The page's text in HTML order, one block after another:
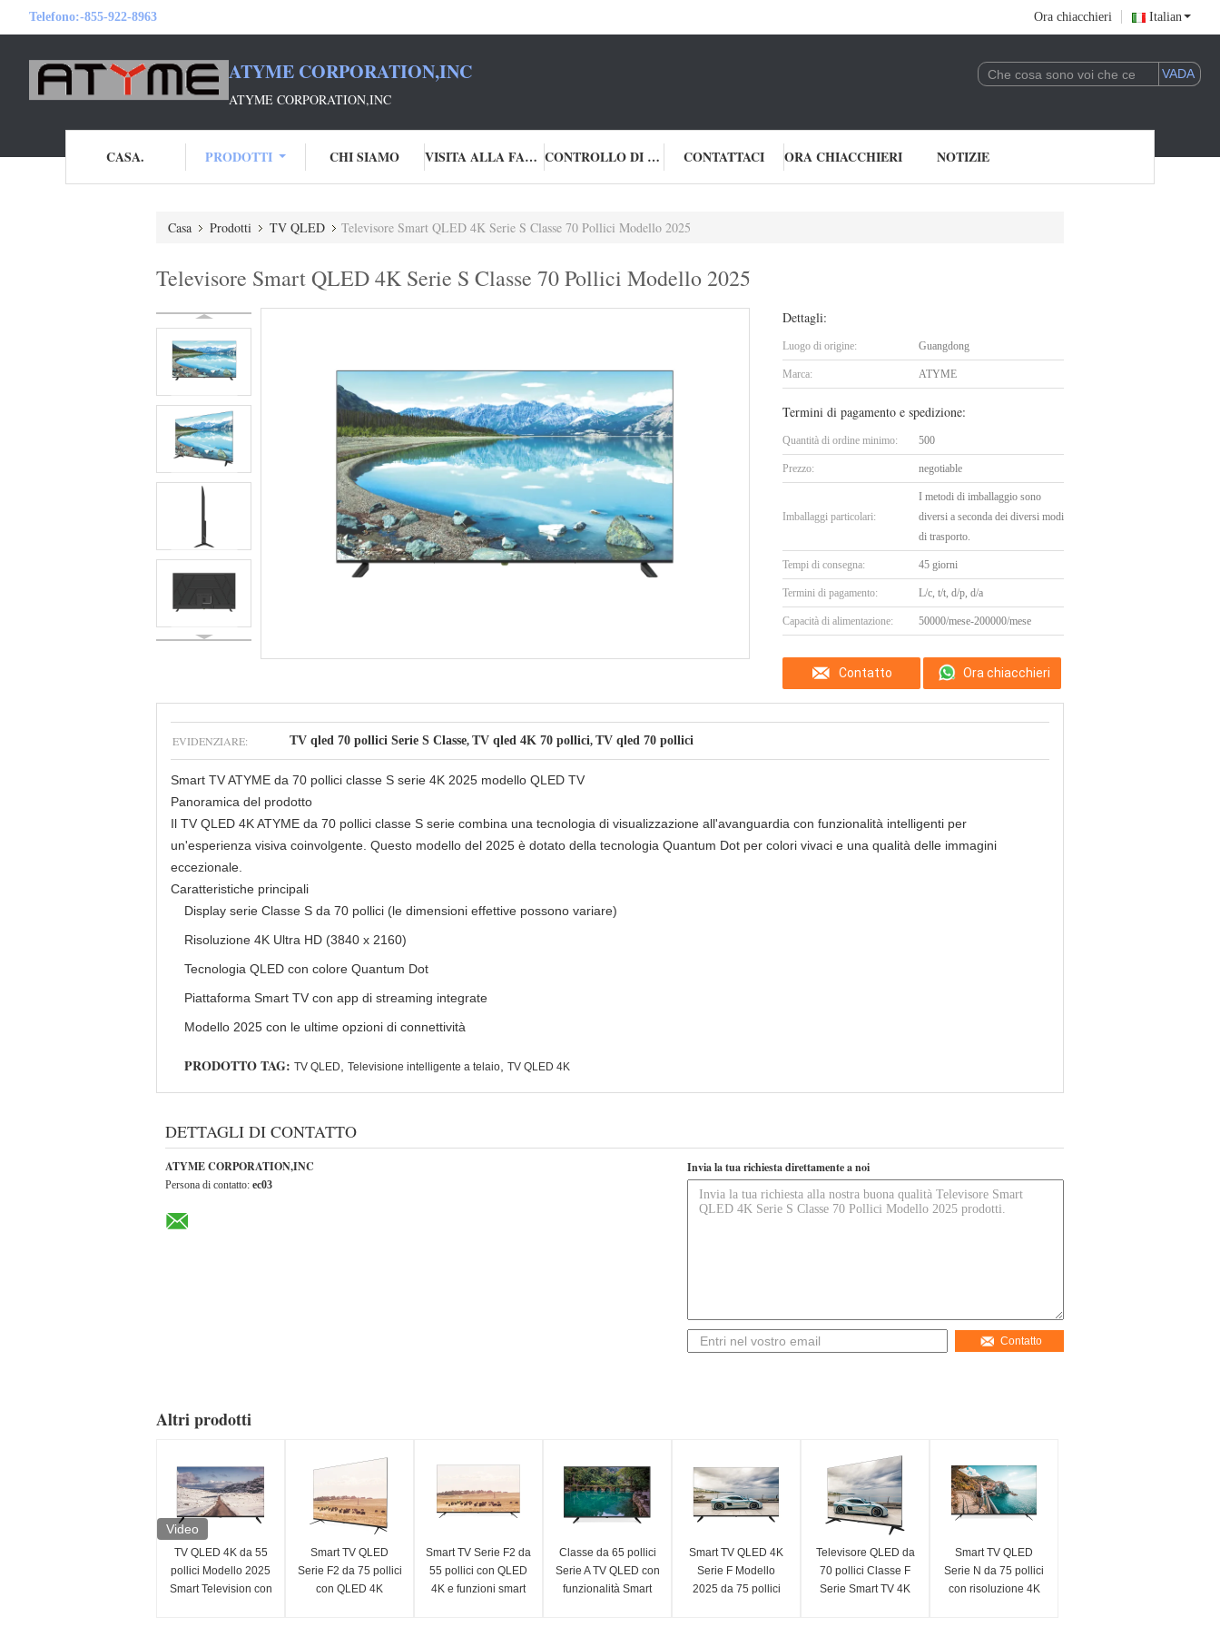
Telefono:-855-922-8963 Ora chiacchieri Italian
ATYME CORPORATION,INC
ATYME CORPORATION,INC
CASA. PRODOTTI CHI SIAMO VISITA ALLA FABBRICA CONTROLLO DI QUALITÀ CONTATTACI ORA CHIACCHIERI NOTIZIE
Casa Prodotti TV QLED Televisore Smart QLED 4K Serie S Classe 70 Pollici Modello 2025
Televisore Smart QLED 4K Serie S Classe 70 Pollici Modello 2025
Dettagli:
Luogo di origine: Guangdong
Marca: ATYME
Termini di pagamento e spedizione:
Quantità di ordine minimo: 500
Prezzo: negotiable
Imballaggi particolari:
I metodi di imballaggio sono
diversi a seconda dei diversi modi
di trasporto.
Tempi di consegna: 45 giorni
Termini di pagamento: L/c, t/t, d/p, d/a
Capacità di alimentazione: 50000/mese-200000/mese
Contatto Ora chiacchieri
EVIDENZIARE: TV qled 70 pollici Serie S Classe, TV qled 4K 70 pollici, TV qled 70 pollici
Smart TV ATYME da 70 pollici classe S serie 4K 2025 modello QLED TV
Panoramica del prodotto
Il TV QLED 4K ATYME da 70 pollici classe S serie combina una tecnologia di visualizzazione all'avanguardia con funzionalità intelligenti per
un'esperienza visiva coinvolgente. Questo modello del 2025 è dotato della tecnologia Quantum Dot per colori vivaci e una qualità delle immagini
eccezionale.
Caratteristiche principali
Display serie Classe S da 70 pollici (le dimensioni effettive possono variare)
Risoluzione 4K Ultra HD (3840 x 2160)
Tecnologia QLED con colore Quantum Dot
Piattaforma Smart TV con app di streaming integrate
Modello 2025 con le ultime opzioni di connettività
PRODOTTO TAG: TV QLED Televisione intelligente a telaio TV QLED 4K
DETTAGLI DI CONTATTO
ATYME CORPORATION,INC
Persona di contatto: ec03
Invia la tua richiesta direttamente a noi
Contatto
Altri prodotti
Video
TV QLED 4K da 55
pollici Modello 2025
Smart Television con
Smart TV QLED
Serie F2 da 75 pollici
con QLED 4K
Smart TV Serie F2 da
55 pollici con QLED
4K e funzioni smart
Classe da 65 pollici
Serie A TV QLED con
funzionalità Smart
Smart TV QLED 4K
Serie F Modello
2025 da 75 pollici
Televisore QLED da
70 pollici Classe F
Serie Smart TV 4K
Smart TV QLED
Serie N da 75 pollici
con risoluzione 4K